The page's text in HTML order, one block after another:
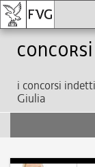
Concorsi
i concorsi
Giulia